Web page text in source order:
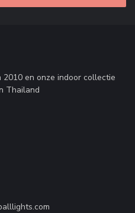
en onze indoor collectie
Thailand